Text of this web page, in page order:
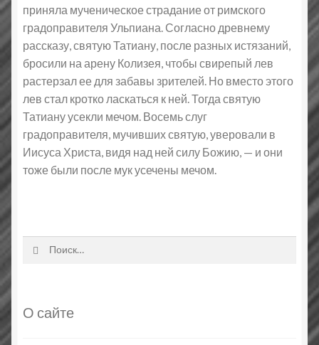
приняла мученическое страдание от римского
градоправителя Ульпиана. Согласно древнему
рассказу, святую Татиану, после разных истязаний,
бросили на арену Колизея, чтобы свирепый лев
растерзал ее для забавы зрителей. Но вместо этого
лев стал кротко ласкаться к ней. Тогда святую
Татиану усекли мечом. Восемь слуг
градоправителя, мучивших святую, уверовали в
Иисуса Христа, видя над ней силу Божию, — и они
тоже были после мук усечены мечом.
О сайте